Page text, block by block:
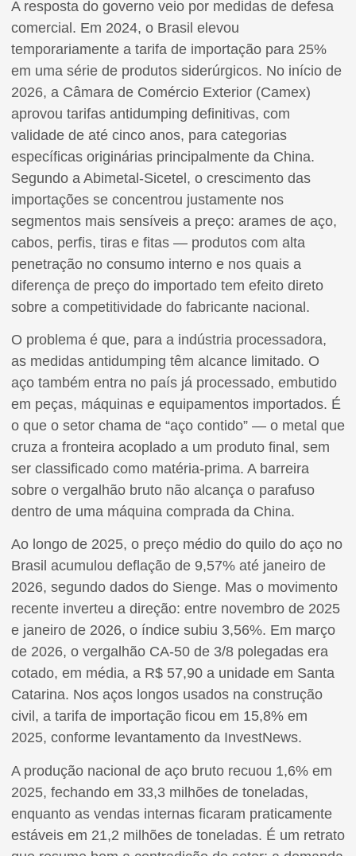
A resposta do governo veio por medidas de defesa
comercial. Em 2024, o Brasil elevou
temporariamente a tarifa de importação para 25%
em uma série de produtos siderúrgicos. No início de
2026, a Câmara de Comércio Exterior (Camex)
aprovou tarifas antidumping definitivas, com
validade de até cinco anos, para categorias
específicas originárias principalmente da China.
Segundo a Abimetal-Sicetel, o crescimento das
importações se concentrou justamente nos
segmentos mais sensíveis a preço: arames de aço,
cabos, perfis, tiras e fitas — produtos com alta
penetração no consumo interno e nos quais a
diferença de preço do importado tem efeito direto
sobre a competitividade do fabricante nacional.
O problema é que, para a indústria processadora,
as medidas antidumping têm alcance limitado. O
aço também entra no país já processado, embutido
em peças, máquinas e equipamentos importados. É
o que o setor chama de “aço contido” — o metal que
cruza a fronteira acoplado a um produto final, sem
ser classificado como matéria-prima. A barreira
sobre o vergalhão bruto não alcança o parafuso
dentro de uma máquina comprada da China.
Ao longo de 2025, o preço médio do quilo do aço no
Brasil acumulou deflação de 9,57% até janeiro de
2026, segundo dados do Sienge. Mas o movimento
recente inverteu a direção: entre novembro de 2025
e janeiro de 2026, o índice subiu 3,56%. Em março
de 2026, o vergalhão CA-50 de 3/8 polegadas era
cotado, em média, a R$ 57,90 a unidade em Santa
Catarina. Nos aços longos usados na construção
civil, a tarifa de importação ficou em 15,8% em
2025, conforme levantamento da InvestNews.
A produção nacional de aço bruto recuou 1,6% em
2025, fechando em 33,3 milhões de toneladas,
enquanto as vendas internas ficaram praticamente
estáveis em 21,2 milhões de toneladas. É um retrato